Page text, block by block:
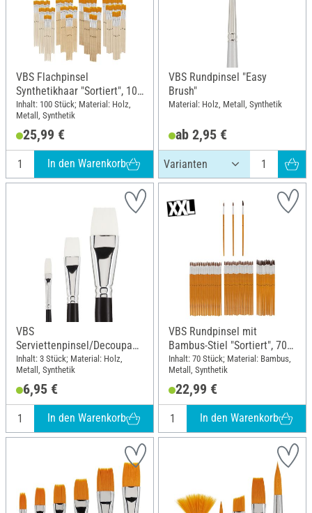
VBS Flachpinsel
Synthetikhaar "Sortiert", 100
Stück
Inhalt: 100 Stück; Material: Holz,
Metall, Synthetik
25,99 €
In den Warenkorb
VBS Rundpinsel "Easy
Brush"
Material: Holz, Metall, Synthetik
ab 2,95 €
VBS
Serviettenpinsel/Decoupage
pinsel, 3er-Set
Inhalt: 3 Stück; Material: Holz,
Metall, Synthetik
6,95 €
In den Warenkorb
VBS Rundpinsel mit
Bambus-Stiel "Sortiert", 70
Stück
Inhalt: 70 Stück; Material: Bambus,
Metall, Synthetik
22,99 €
In den Warenkorb